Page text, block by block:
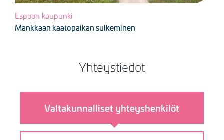
Espoon kaupunki
Mankkaan kaatopaikan sulkeminen
Yhteystiedot
Valtakunnalliset yhteyshenkilöt